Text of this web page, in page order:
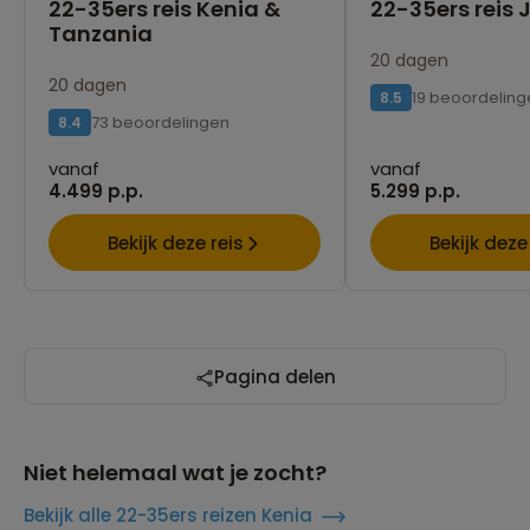
22-35ers reis Kenia &
Tanzania
20 dagen
8.4 73 beoordelingen
vanaf
4.499 p.p.
Bekijk deze reis
22-35ers reis
20 dagen
8.5 19
vanaf
5.299 p.p.
Bekijk
Pagina delen
Niet helemaal wat je zocht?
Bekijk alle 22-35ers reizen Kenia